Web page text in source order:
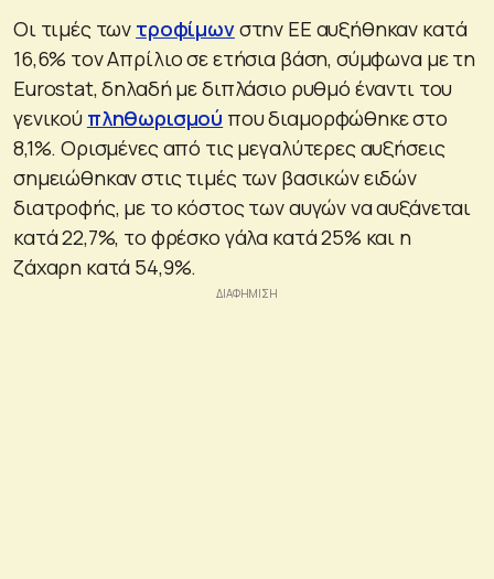
Οι τιμές των τροφίμωνστην ΕΕ αυξήθηκαν κατά
16,6% τον Απρίλιο σε ετήσια βάση, σύμφωνα με τη
Eurostat, δηλαδή με διπλάσιο ρυθμό έναντι του
γενικού πληθωρισμού που διαμορφώθηκε στο
8,1%. Ορισμένες από τις μεγαλύτερες αυξήσεις
σημειώθηκαν στις τιμές των βασικών ειδών
διατροφής, με το κόστος των αυγών να αυξάνεται
κατά 22,7%, το φρέσκο γάλα κατά 25% και η
ζάχαρη κατά 54,9%.